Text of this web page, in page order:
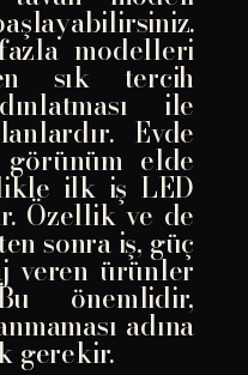
modelleri
sık tercih
ile
Evde
elde
ilk iş LED
Özellik ve de
sonra iş, güç
veren ürünler
önemlidir,
adına
gerekir.